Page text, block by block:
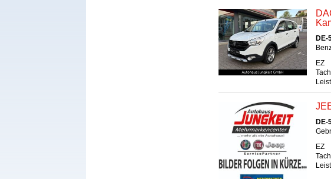
DE-
EZ
DE-
EZ